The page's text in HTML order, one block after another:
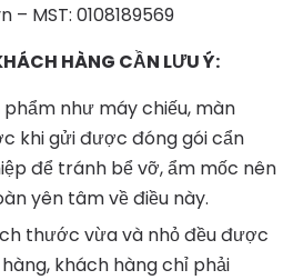
– MST: 0108189569
HÀNG CẦN LƯU Ý:
phẩm như máy chiếu, màn
khi gửi được đóng gói cẩn
để tránh bể vỡ, ẩm mốc nên
yên tâm về điều này.
thước vừa và nhỏ đều được
khách hàng chỉ phải